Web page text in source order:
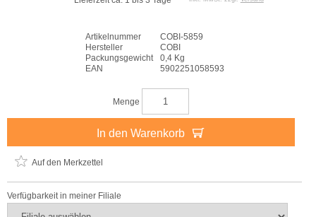
Artikelnummer
COBI-5859
Hersteller
COBI
Packungsgewicht
0,4 Kg
EAN
5902251058593
Menge
In den Warenkorb
Auf den Merkzettel
Verfügbarkeit in meiner Filiale